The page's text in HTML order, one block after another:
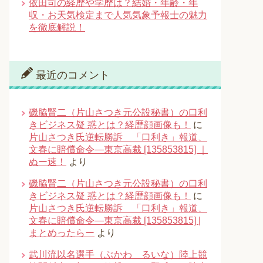
依田司の経歴や学歴は？結婚・年齢・年
収・お天気検定まで人気気象予報士の魅力
を徹底解説！
最近のコメント
磯脇賢二（片山さつき元公設秘書）の口利
きビジネス疑 惑とは？経歴顔画像も！
に
片山さつき氏逆転勝訴 「口利き」報道、
文春に賠償命令―東京高裁 [135853815] ｜
ぬー速！
より
磯脇賢二（片山さつき元公設秘書）の口利
きビジネス疑 惑とは？経歴顔画像も！
に
片山さつき氏逆転勝訴 「口利き」報道、
文春に賠償命令―東京高裁 [135853815] |
まとめったらー より
武川流以名選手（ぶかわ るいな）陸上競